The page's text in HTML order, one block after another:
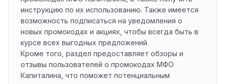
инструкцию по их использованию. Также имеется
возможность подписаться на уведомления о
новых промокодах и акциях, чтобы всегда быть в
курсе всех выгодных предложений.
Кроме того, раздел предоставляет обзоры и
отзывы пользователей о промокодах МФО
Капиталина, что поможет потенциальным